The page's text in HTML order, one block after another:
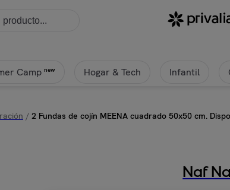
Camp new Hogar & Tech Infantil
/ 2 Fundas de cojín MEENA cuadrado 50x50 cm.
Naf